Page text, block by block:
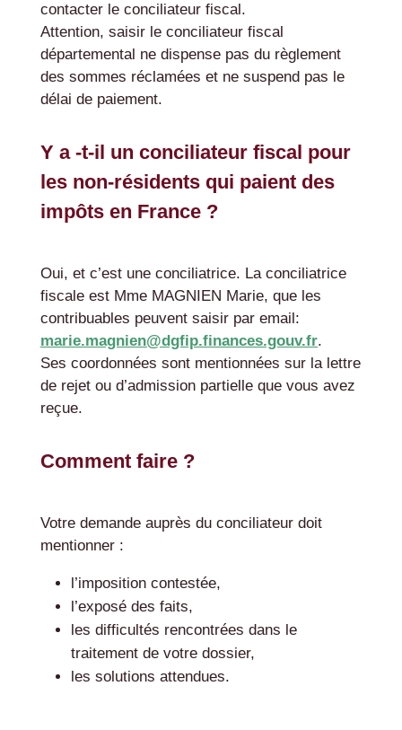
contacter le conciliateur fiscal.
Attention, saisir le conciliateur fiscal
départemental ne dispense pas du règlement
des sommes réclamées et ne suspend pas le
délai de paiement.
Y a -t-il un conciliateur fiscal pour
les non-résidents qui paient des
impôts en France ?
Oui, et c’est une conciliatrice. La conciliatrice
fiscale est Mme MAGNIEN Marie, que les
contribuables peuvent saisir par email:
marie.magnien@dgfip.finances.gouv.fr.
Ses coordonnées sont mentionnées sur la lettre
de rejet ou d’admission partielle que vous avez
reçue.
Comment faire ?
Votre demande auprès du conciliateur doit
mentionner :
l’imposition contestée,
l’exposé des faits,
les difficultés rencontrées dans le
traitement de votre dossier,
les solutions attendues.